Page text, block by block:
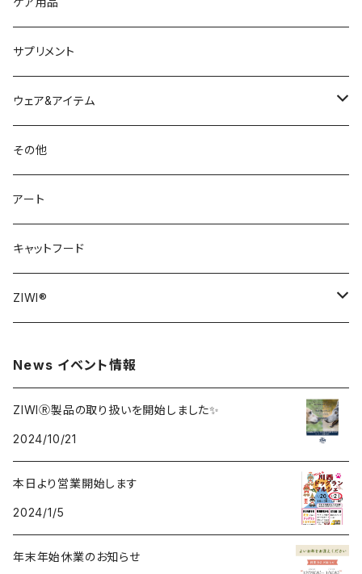
サプリメント
ウェア&アイテム
ウェア
リーシュ・ハーネス
おもちゃ
犬用おもちゃ
その他
アート
キャットフード
ZIWI®
News イベント情報
ZIWIⓇ製品の取り扱いを開始しました✨
2024/10/21
本日より営業開始します
2024/1/5
年末年始休業のお知らせ